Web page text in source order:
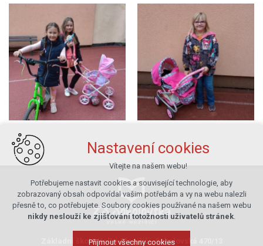
Základní škola Velké Meziříčí, Sokolovská 470/13
Nastavení cookies
Vítejte na našem webu!
Potřebujeme nastavit cookies a související technologie, aby
zobrazovaný obsah odpovídal vašim potřebám a vy na webu nalezli
přesně to, co potřebujete. Soubory cookies používané na našem webu
nikdy neslouží ke zjišťování totožnosti uživatelů stránek.
Přijmout všechny cookies